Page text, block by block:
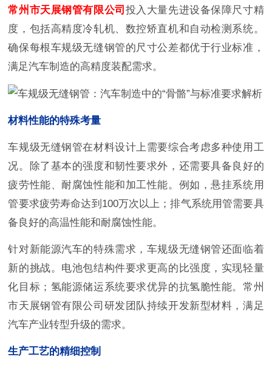
常州市天展钢管有限公司 投入大量先进设备保障尺寸精
度，包括高精度冷轧机、数控矫直机和自动检测系统。
确保每根车规级无缝钢管的尺寸公差都优于行业标准，
满足汽车制造的高精度装配需求。
材料性能的特殊考量
车规级无缝钢管在材料设计上需要综合考虑多种使用工
况。除了基本的强度和韧性要求外，还需要具备良好的
疲劳性能、耐腐蚀性能和加工性能。例如，悬挂系统用
管要求疲劳寿命达到100万次以上；排气系统用管需要具
备良好的高温性能和耐腐蚀性能。
针对新能源汽车的特殊需求，车规级无缝钢管还面临着
新的挑战。电池包结构件要求更高的比强度，实现轻量
化目标；氢能源储运系统要求优异的抗氢脆性能。常州
市天展钢管有限公司研发团队持续开发新型材料，满足
汽车产业转型升级的需求。
生产工艺的精细控制